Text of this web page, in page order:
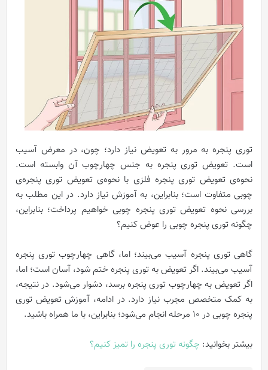
توری پنجره به مرور به تعویض نیاز دارد؛ چون، در معرض آسیب
است. تعویض توری پنجره به جنس چهارچوب آن وابسته است.
نحوه‌ی تعویض توری پنجره فلزی با نحوه‌ی تعویض توری پنجره‌ی
چوبی متفاوت است؛ بنابراین، به آموزش نیاز دارد. در این مطلب به
بررسی نحوه تعویض توری پنجره چوبی خواهیم پرداخت؛ بنابراین،
چگونه توری پنجره چوبی را عوض کنیم؟
گاهی توری پنجره آسیب می‌بیند؛ اما، گاهی چهارچوب توری پنجره
آسیب می‌بیند. اگر تعویض به توری پنجره ختم شود، آسان است؛ اما،
اگر تعویض به چهارچوب توری پنجره برسد، دشوار می‌شود. در نتیجه،
به کمک متخصص مجرب نیاز دارد. در ادامه، آموزش تعویض توری
پنجره چوبی در ۱۰ مرحله انجام می‌شود؛ بنابراین، با ما همراه باشید.
بیشتر بخوانید: چگونه توری پنجره را تمیز کنیم؟